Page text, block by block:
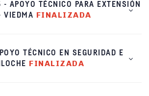
APOYO TÉCNICO PARA EXTENSIÓN
VIEDMA FINALIZADA
TÉCNICO EN SEGURIDAD E
FINALIZADA